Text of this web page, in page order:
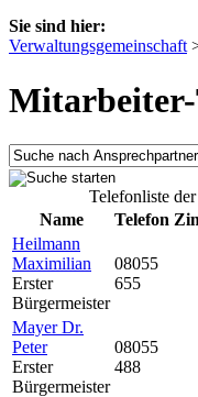
Sie sind hier:
Verwaltungsgemeinschaft
Telefonliste
Name
Telefon
Heilmann
Maximilian
Erster
Bürgermeister
08055
655
Mayer Dr.
Peter
Erster
Bürgermeister
08055
488